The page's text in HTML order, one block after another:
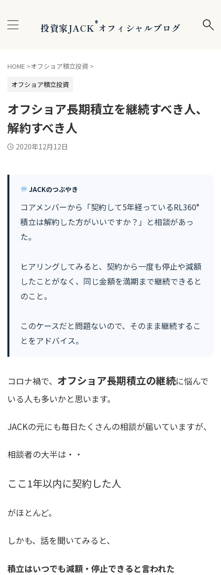
投資家JACK®オフィシャルブログ
HOME >オフショア積立投資 >
オフショア積立投資
オフショア長期積立を継続すべき人、
解約すべき人
2020年12月12日
JACKのつぶやき
コアメンバーから「契約して5年経っているRL360°
積立は解約した方がいいですか？」と相談があっ
た。
ヒアリングしてみると、契約から一度も停止や減額
したことがなく、同じ金額を満期まで継続できると
のこと。
このケースだと問題ないので、そのまま継続するこ
とをアドバイス。
コロナ禍で、 オフショア長期積立の継続に悩んで
いる人も多いかと思います。
JACKの元にも毎日たくさんの相談が届いていますが、
相談者の大半は・・
ここ1年以内に契約した人
がほとんど。
しかも、話を聞いてみると、
積立はいつでも減額・停止できると言われた